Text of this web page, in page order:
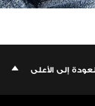
إلى الأعلى